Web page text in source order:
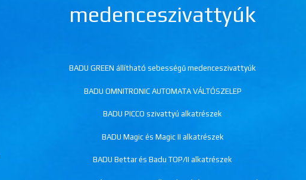
medenceszivattyúk
BADU GREEN állítható sebességű medenceszivattyúk
BADU OMNITRONIC AUTOMATA VÁLTÓSZELEP
BADU PICCO szivattyú alkatrészek
BADU Magic és Magic II alkatrészek
BADU Bettar és Badu TOP/II alkatrészek